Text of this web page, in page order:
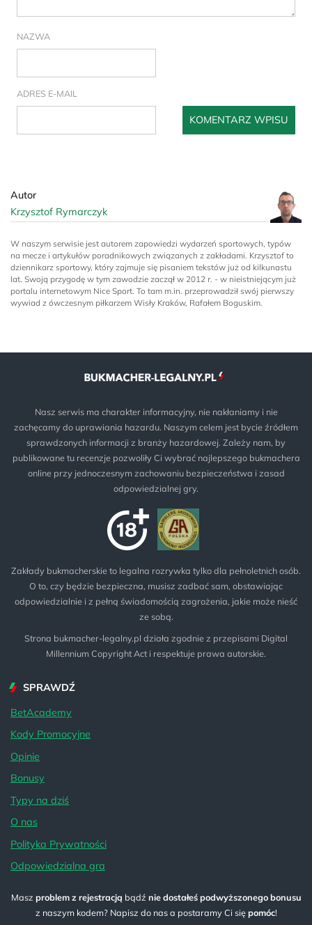
NAZWA
ADRES E-MAIL
Autor
Krzysztof Rymarczyk
W naszym serwisie jest autorem zapowiedzi wydarzeń sportowych, typów
na mecze i artykułów poradnikowych związanych z zakładami. Krzysztof to
dziennikarz sportowy, który zajmuje się pisaniem tekstów już od kilkunastu
lat. Swoją przygodę w tym zawodzie zaczął w 2012 r. - w nieistniejącym już
portalu internetowym Nice Sport. To tam m.in. przeprowadził swój pierwszy
wywiad z ówczesnym piłkarzem Wisły Kraków, Rafałem Boguskim.
Nasz serwis ma charakter informacyjny, nie nakłaniamy i nie
zachęcamy do uprawiania hazardu. Naszym celem jest bycie źródłem
sprawdzonych informacji z branży hazardowej. Zależy nam, by
publikowane tu recenzje pozwoliły Ci wybrać najlepszego bukmachera
online przy jednoczesnym zachowaniu bezpieczeństwa i zasad
odpowiedzialnej gry.
Zakłady bukmacherskie to legalna rozrywka tylko dla pełnoletnich osób.
O to, czy będzie bezpieczna, musisz zadbać sam, obstawiając
odpowiedzialnie i z pełną świadomością zagrożenia, jakie może nieść
ze sobą.
Strona bukmacher-legalny.pl działa zgodnie z przepisami Digital
Millennium Copyright Act i respektuje prawa autorskie.
SPRAWDŹ
BetAcademy
Kody Promocyjne
Opinie
Bonusy
Typy na dziś
O nas
Polityka Prywatności
Odpowiedzialna gra
Masz problem z rejestracją bądź nie dostałeś podwyższonego bonusu
z naszym kodem? Napisz do nas a postaramy Ci siępomóc!